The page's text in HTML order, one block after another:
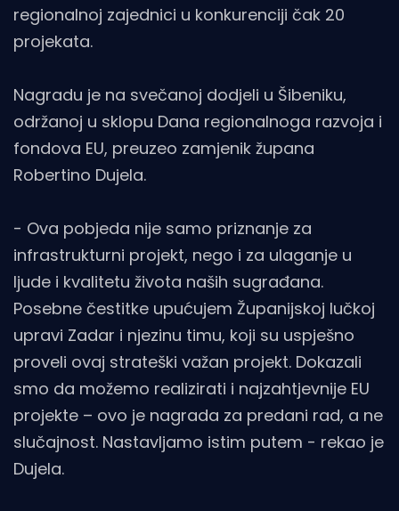
regionalnoj zajednici u konkurenciji čak 20
projekata.
Nagradu je na svečanoj dodjeli u Šibeniku,
održanoj u sklopu Dana regionalnoga razvoja i
fondova EU, preuzeo zamjenik župana
Robertino Dujela.
- Ova pobjeda nije samo priznanje za
infrastrukturni projekt, nego i za ulaganje u
ljude i kvalitetu života naših sugrađana.
Posebne čestitke upućujem Županijskoj lučkoj
upravi Zadar i njezinu timu, koji su uspješno
proveli ovaj strateški važan projekt. Dokazali
smo da možemo realizirati i najzahtjevnije EU
projekte – ovo je nagrada za predani rad, a ne
slučajnost. Nastavljamo istim putem - rekao je
Dujela.